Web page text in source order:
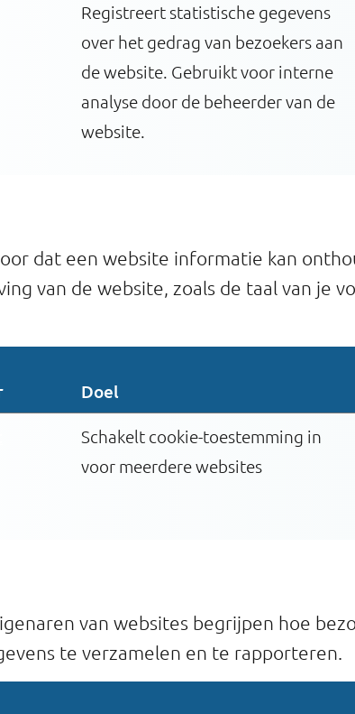
Registreert statistische gegevens
over het gedrag van bezoekers aan
de website. Gebruikt voor interne
analyse door de beheerder van de
website.
dat een website informatie kan
van de website, zoals de taal van je
Doel
Schakelt cookie-toestemming in
voor meerdere websites
van websites begrijpen hoe
te verzamelen en te rapporteren.